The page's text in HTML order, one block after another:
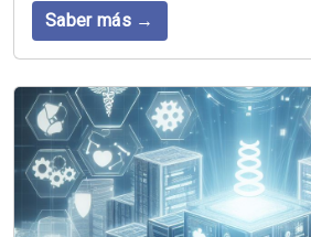
Saber más →